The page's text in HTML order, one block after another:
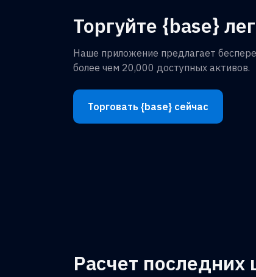
Торгуйте {base}
Наше приложение предлагает
более чем 20,000 доступных активов.
Торговать {base} сейчас
Расчет последних